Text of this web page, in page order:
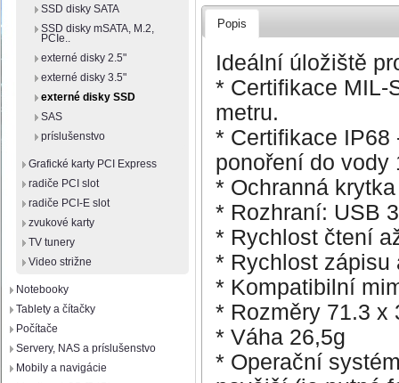
SSD disky SATA
SSD disky mSATA, M.2,
PCIe..
externé disky 2.5"
externé disky 3.5"
externé disky SSD
SAS
príslušenstvo
Grafické karty PCI Express
radiče PCI slot
radiče PCI-E slot
zvukové karty
TV tunery
Video strižne
Notebooky
Tablety a čítačky
Počítače
Servery, NAS a príslušenstvo
Mobily a navigácie
Popis
Ideální úložiště
* Certifikace MIL-
metru.
* Certifikace IP68
ponoření do vody
* Ochranná
* Rozhraní: USB
* Rychlost čtení
* Rychlost zápisu
* Kompatibilní
* Rozměry 71.3 x
* Váha 26,5g
* Operační